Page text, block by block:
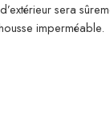
sera
imperméable.